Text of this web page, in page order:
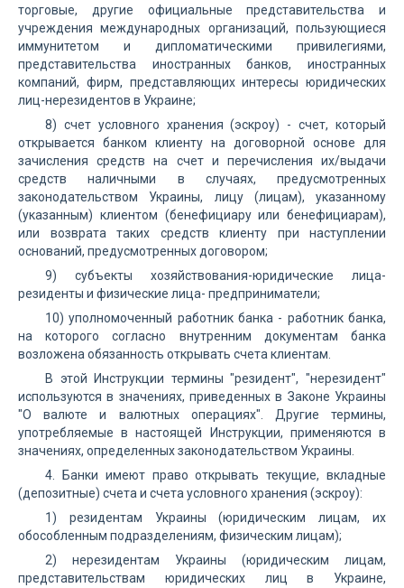
торговые, другие официальные представительства и
учреждения международных организаций, пользующиеся
иммунитетом и дипломатическими привилегиями,
представительства иностранных банков, иностранных
компаний, фирм, представляющих интересы юридических
лиц-нерезидентов в Украине;
8) счет условного хранения (эскроу) - счет, который
открывается банком клиенту на договорной основе для
зачисления средств на счет и перечисления их/выдачи
средств наличными в случаях, предусмотренных
законодательством Украины, лицу (лицам), указанному
(указанным) клиентом (бенефициару или бенефициарам),
или возврата таких средств клиенту при наступлении
оснований, предусмотренных договором;
9) субъекты хозяйствования-юридические лица-
резиденты и физические лица- предприниматели;
10) уполномоченный работник банка - работник банка,
на которого согласно внутренним документам банка
возложена обязанность открывать счета клиентам.
В этой Инструкции термины "резидент", "нерезидент"
используются в значениях, приведенных в Законе Украины
"О валюте и валютных операциях". Другие термины,
употребляемые в настоящей Инструкции, применяются в
значениях, определенных законодательством Украины.
4. Банки имеют право открывать текущие, вкладные
(депозитные) счета и счета условного хранения (эскроу):
1) резидентам Украины (юридическим лицам, их
обособленным подразделениям, физическим лицам);
2) нерезидентам Украины (юридическим лицам,
представительствам юридических лиц в Украине,